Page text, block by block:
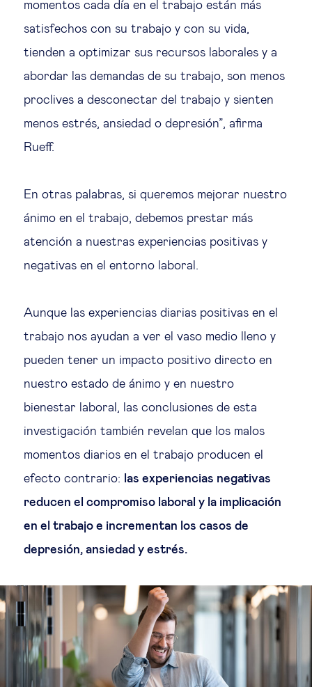
momentos cada día en el trabajo están más
satisfechos con su trabajo y con su vida,
tienden a optimizar sus recursos laborales y a
abordar las demandas de su trabajo, son menos
proclives a desconectar del trabajo y sienten
menos estrés, ansiedad o depresión”, afirma
Rueff.
En otras palabras, si queremos mejorar nuestro
ánimo en el trabajo, debemos prestar más
atención a nuestras experiencias positivas y
negativas en el entorno laboral.
Aunque las experiencias diarias positivas en el
trabajo nos ayudan a ver el vaso medio lleno y
pueden tener un impacto positivo directo en
nuestro estado de ánimo y en nuestro
bienestar laboral, las conclusiones de esta
investigación también revelan que los malos
momentos diarios en el trabajo producen el
efecto contrario: las experiencias negativas
reducen el compromiso laboral y la implicación
en el trabajo e incrementan los casos de
depresión, ansiedad y estrés.